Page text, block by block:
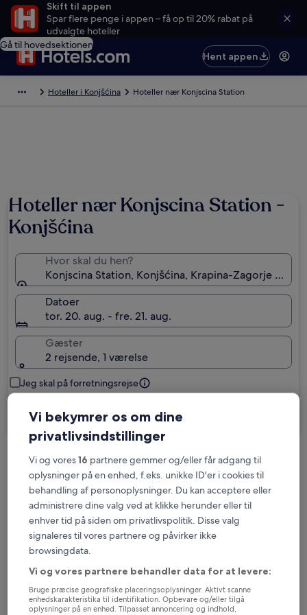
Skift til appen
Spar flere penge i appen – få op til 20% rabat på
udvalgte hoteller
Gå til hovedsektionen
Hent appen
Hoteller i Konjšćina Hoteller nær Konjscina Station
Hoteller nær Konjscina Station -
Konjšćina
Hvor skal du hen?
Konjscina Station, Konjšćina, Krapina-Zagorje
Datoer
tor. 20. aug. - fre. 21. aug.
Gæster
2 rejsende, 1 værelse
Jeg skal på forretningsrejse
Søg
Muligheder for gratis afbestilling, hvis dine
planer ændrer sig
Optjen fordele for hver overnatning
Spar flere penge med medlemspriser
Vi bekymrer os om dine
privatlivsindstillinger
Vi og vores16 partnere gemmer og/eller får adgang til
oplysninger på en enhed, f.eks. unikke ID'er i cookies til
behandling af personoplysninger. Du kan acceptere eller
administrere dine valg ved at klikke herunder eller til
enhver tid på siden om privatlivspolitik. Disse valg
signaleres til vores partnere og påvirker ikke
browsingdata.
Vi og vores partnere behandler data for at levere:
Bruge præcise geografiske placeringsoplysninger. Aktivt scanne
enhedskarakteristika til identifikation. Opbevare og/eller tilgå
oplysninger på en enhed. Tilpasset annoncering og indhold,